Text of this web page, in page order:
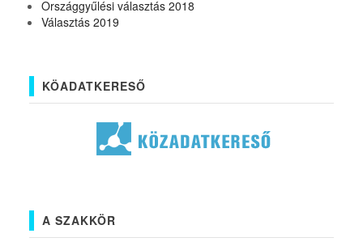
Országgyűlési választás 2018
Választás 2019
KÖADATKERESŐ
A SZAKKÖR